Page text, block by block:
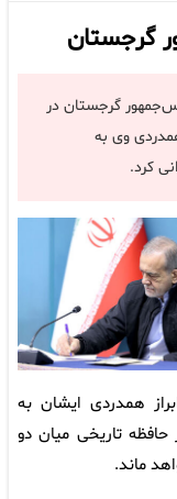
گرجستان
گرجستان در
وی به
کرد.
همدردی ایشان به
تاریخی میان دو